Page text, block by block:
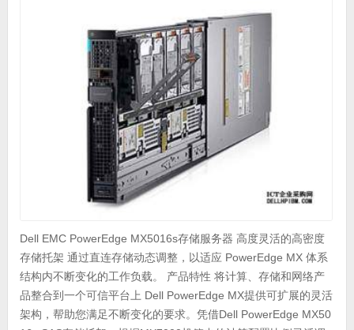
Dell EMC PowerEdge MX5016s存储服务器 高度灵活的高密度
存储托架 通过直连存储动态调整，以适应 PowerEdge MX 体系
结构内不断变化的工作负载。 产品特性 将计算、存储和网络产
品整合到一个可信平台上 Dell PowerEdge MX提供可扩展的灵活
架构，帮助您满足不断变化的要求。凭借Dell PowerEdge MX50